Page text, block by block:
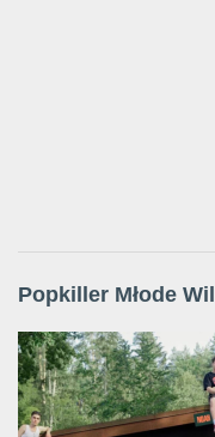
Popkiller Młode